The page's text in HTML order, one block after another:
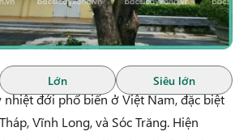
Lớn Siêu lớn
nhiệt đới phổ biến ở Việt Nam, đặc biệt
Vĩnh Long, và Sóc Trăng. Hiện